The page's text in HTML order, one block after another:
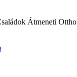
Átmeneti